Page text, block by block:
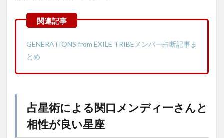
GENERATIONS from EXILE TRIBEメンバー占断記事ま
とめ
占星術による関口メンディーさんと
相性が良い星座